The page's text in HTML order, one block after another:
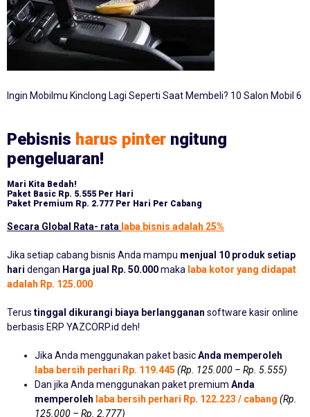
Ingin Mobilmu Kinclong Lagi Seperti Saat Membeli? 10 Salon Mobil 6
Pebisnis harus pinter ngitung
pengeluaran!
Mari Kita Bedah!
Paket Basic Rp. 5.555 Per Hari
Paket Premium Rp. 2.777 Per Hari Per Cabang
Secara Global Rata- rata laba bisnis adalah 25%
Jika setiap cabang bisnis Anda mampu menjual 10 produk setiap
hari dengan Harga jual Rp. 50.000maka laba kotor yang didapat
adalah Rp. 125.000
Terus tinggal dikurangi biaya berlangganan software kasir online
berbasis ERP YAZCORP.id deh!
Jika Anda menggunakan paket basicAnda memperoleh
laba bersih perhari Rp. 119.445 (Rp. 125.000 – Rp. 5.555)
Dan jika Anda menggunakan paket premium Anda
memperoleh laba bersih perhari Rp. 122.223 / cabang (Rp.
125.000 – Rp. 2.777)